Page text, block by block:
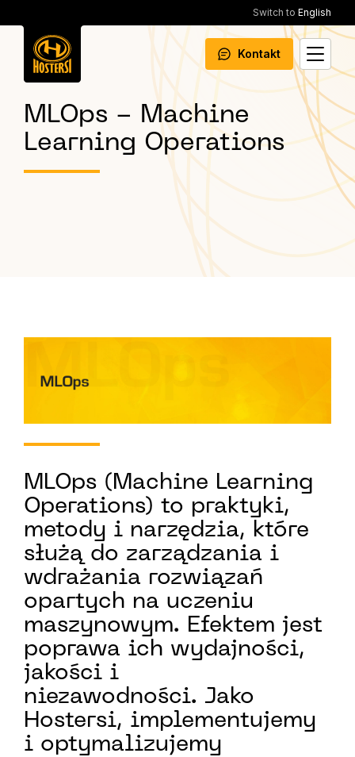
Switch to English
Kontakt
MLOps - Machine
Learning Operations
MLOps (Machine Learning
Operations) to praktyki,
metody i narzędzia, które
służą do zarządzania i
wdrażania rozwiązań
opartych na uczeniu
maszynowym. Efektem jest
poprawa ich wydajności,
jakości i
niezawodności. Jako
Hostersi, implementujemy
i optymalizujemy